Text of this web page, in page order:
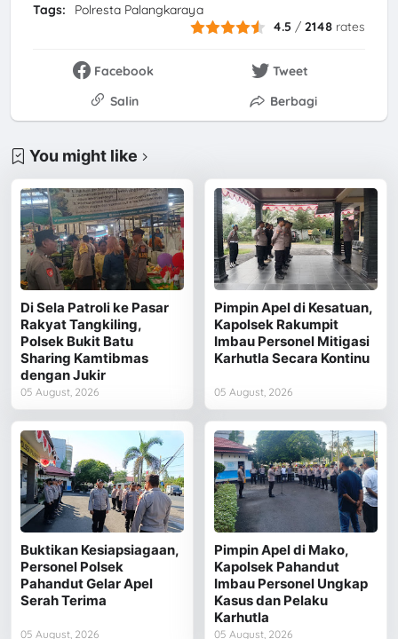
Tags:
Polresta Palangkaraya
4.5 /2148 rates
Facebook
Tweet
Salin
Berbagi
You might like
Di Sela Patroli ke Pasar
Rakyat Tangkiling,
Polsek Bukit Batu
Sharing Kamtibmas
dengan Jukir
05 August, 2026
Pimpin Apel di Kesatuan,
Kapolsek Rakumpit
Imbau Personel Mitigasi
Karhutla Secara Kontinu
05 August, 2026
Buktikan Kesiapsiagaan,
Personel Polsek
Pahandut Gelar Apel
Serah Terima
05 August, 2026
Pimpin Apel di Mako,
Kapolsek Pahandut
Imbau Personel Ungkap
Kasus dan Pelaku
Karhutla
05 August, 2026